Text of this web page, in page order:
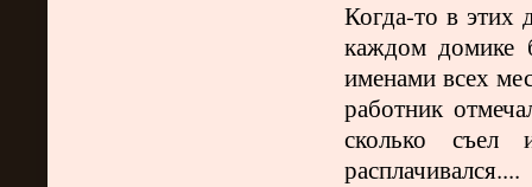
Когда-то в этих
каждом домике
именами всех
работник
сколько